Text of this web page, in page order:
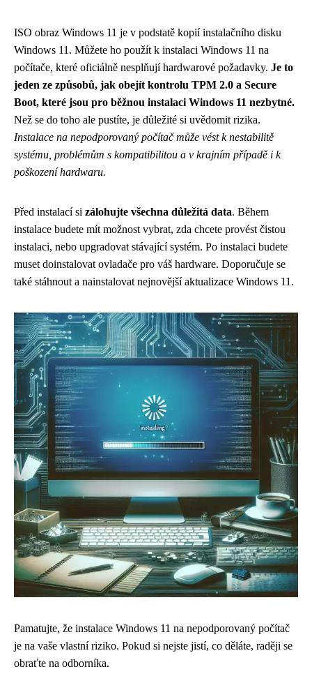
ISO obraz Windows 11 je v podstatě kopií instalačního disku
Windows 11. Můžete ho použít k instalaci Windows 11 na
počítače, které oficiálně nesplňují hardwarové požadavky. Je to
jeden ze způsobů, jak obejít kontrolu TPM 2.0 a Secure
Boot, které jsou pro běžnou instalaci Windows 11 nezbytné.
Než se do toho ale pustíte, je důležité si uvědomit rizika.
Instalace na nepodporovaný počítač může vést k nestabilitě
systému, problémům s kompatibilitou a v krajním případě i k
poškození hardwaru.
Před instalací si zálohujte všechna důležitá data. Během
instalace budete mít možnost vybrat, zda chcete provést čistou
instalaci, nebo upgradovat stávající systém. Po instalaci budete
muset doinstalovat ovladače pro váš hardware. Doporučuje se
také stáhnout a nainstalovat nejnovější aktualizace Windows 11.
Pamatujte, že instalace Windows 11 na nepodporovaný počítač
je na vaše vlastní riziko. Pokud si nejste jistí, co děláte, raději se
obraťte na odborníka.